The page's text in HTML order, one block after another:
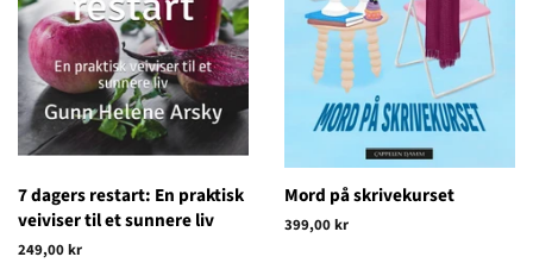
7 dagers restart: En praktisk
veiviser til et sunnere liv
Vanlig
249,00 kr
Mord på skrivekurset
Vanlig
399,00 kr